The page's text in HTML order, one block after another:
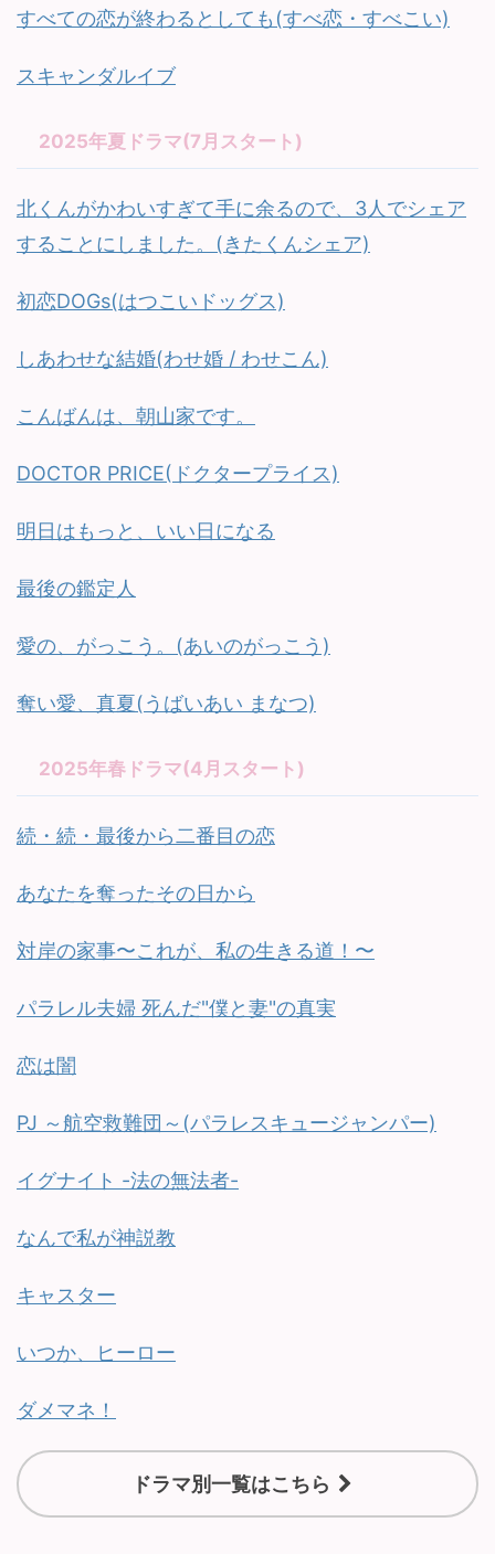
すべての恋が終わるとしても(すべ恋・すべこい)
スキャンダルイブ
2025年夏ドラマ(7月スタート)
北くんがかわいすぎて手に余るので、3人でシェア
することにしました。(きたくんシェア)
初恋DOGs(はつこいドッグス)
しあわせな結婚(わせ婚 / わせこん)
こんばんは、朝山家です。
DOCTOR PRICE(ドクタープライス)
明日はもっと、いい日になる
最後の鑑定人
愛の、がっこう。(あいのがっこう)
奪い愛、真夏(うばいあい まなつ)
2025年春ドラマ(4月スタート)
続・続・最後から二番目の恋
あなたを奪ったその日から
対岸の家事〜これが、私の生きる道！〜
パラレル夫婦 死んだ"僕と妻"の真実
恋は闇
PJ ～航空救難団～(パラレスキュージャンパー)
イグナイト -法の無法者-
なんで私が神説教
キャスター
いつか、ヒーロー
ダメマネ！
ドラマ別一覧はこちら